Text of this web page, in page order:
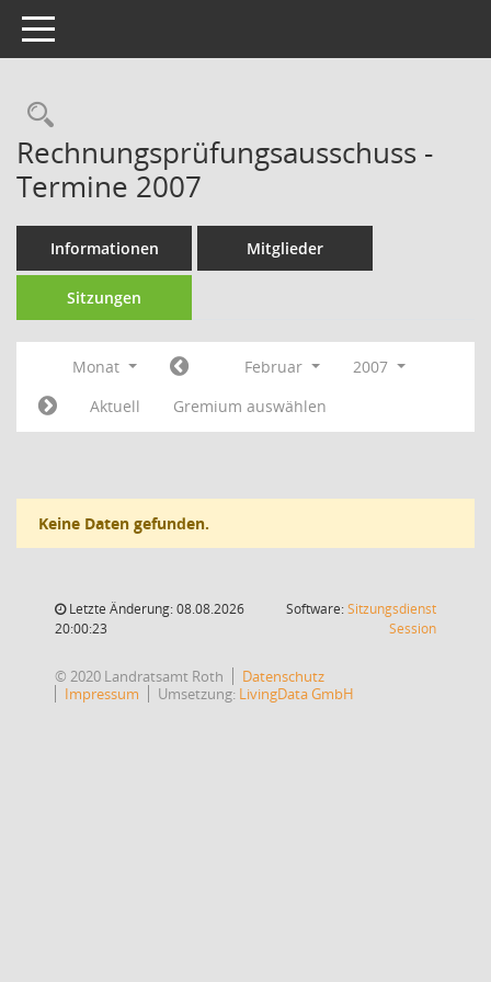
Toggle navigation
Rechercheauswahl
Rechnungsprüfungsausschuss -
Termine 2007
Informationen Mitglieder
Sitzungen
Monat Februar
2007
Aktuell
Gremium auswählen
Keine Daten gefunden.
Letzte Änderung: 08.08.2026
20:00:23
Software:Sitzungsdienst
Session(Wird in
© 2020 Landratsamt Roth
Datenschutz
Impressum
Umsetzung: LivingData GmbH